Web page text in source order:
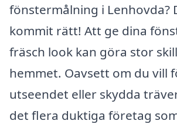
fönstermålning i Lenhovda?
kommit rätt! Att ge dina
fräsch look kan göra stor
hemmet. Oavsett om du vill
utseendet eller skydda
det flera duktiga företag